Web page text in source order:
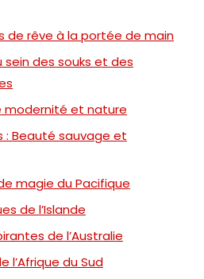
de rêve à la portée de main
sein des souks et des
modernité et nature
: Beauté sauvage et
magie du Pacifique
de l’Islande
de l’Australie
l’Afrique du Sud